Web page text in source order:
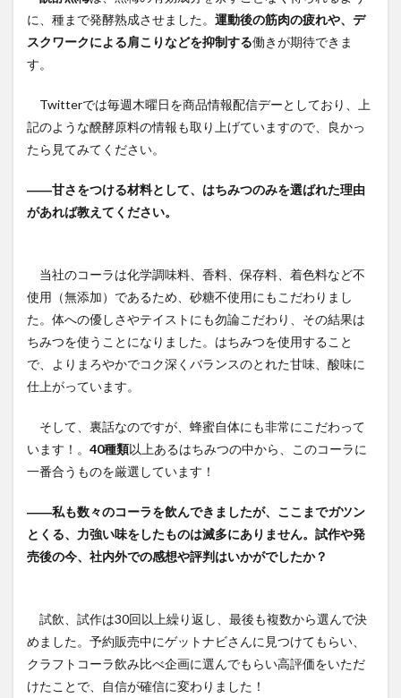
に、種まで発酵熟成させました。 運動後の筋肉の疲れや、デ
スクワークによる肩こりなどを抑制する働きが期待できま
す。
Twitterでは毎週木曜日を商品情報配信デーとしており、上
記のような醗酵原料の情報も取り上げていますので、良かっ
たら見てみてください。
――甘さをつける材料として、はちみつのみを選ばれた理由
があれば教えてください。
当社のコーラは化学調味料、香料、保存料、着色料など不
使用（無添加）であるため、砂糖不使用にもこだわりまし
た。体への優しさやテイストにも勿論こだわり、その結果は
ちみつを使うことになりました。はちみつを使用すること
で、よりまろやかでコク深くバランスのとれた甘味、酸味に
仕上がっています。
そして、裏話なのですが、蜂蜜自体にも非常にこだわって
います！。 40種類以上あるはちみつの中から、このコーラに
一番合うものを厳選しています！
――私も数々のコーラを飲んできましたが、ここまでガツン
とくる、力強い味をしたものは滅多にありません。試作や発
売後の今、社内外での感想や評判はいかがでしたか？
試飲、試作は30回以上繰り返し、最後も複数から選んで決
めました。予約販売中にゲットナビさんに見つけてもらい、
クラフトコーラ飲み比べ企画に選んでもらい高評価をいただ
けたことで、自信が確信に変わりました！